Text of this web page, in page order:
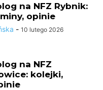
na NFZ Rybnik:
opinie
- 10 lutego 2026
na NFZ
kolejki,